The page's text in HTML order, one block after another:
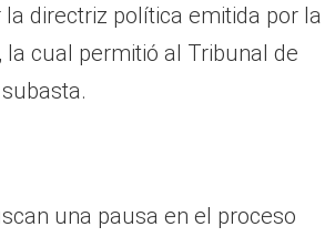
directriz política emitida por la
cual permitió al Tribunal de
una pausa en el proceso